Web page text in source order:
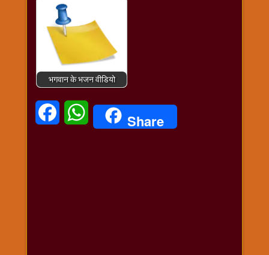
भगवान के भजन वीडियो
FacebookWhatsAppShare